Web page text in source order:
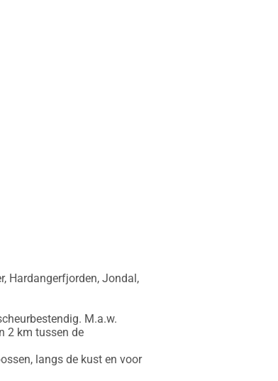
Hardangerfjorden, Jondal,
M.a.w.
2 km tussen de
langs de kust en voor